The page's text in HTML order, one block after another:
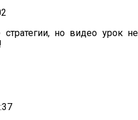
но видео урок не